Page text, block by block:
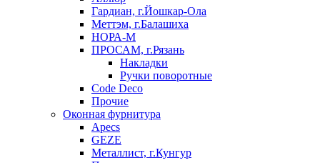
Гардиан, г.Йошкар-Ола
Меттэм, г.Балашиха
НОРА-М
ПРОСАМ, г.Рязань
Накладки
Ручки поворотные
Code Deco
Прочие
Оконная фурнитура
Apecs
GEZE
Металлист, г.Кунгур